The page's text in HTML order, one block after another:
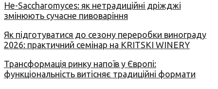
Не-Saccharomyces: як нетрадиційні дріжджі
змінюють сучасне пивоваріння
Як підготуватися до сезону переробки винограду
2026: практичний семінар на KRITSKI WINERY
Трансформація ринку напоїв у Європі:
функціональність витісняє традиційні формати